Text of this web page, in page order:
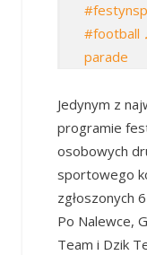
#football
parade
Jedynym z
programie
osobowych
sportowego
zgłoszonych
Po Nalewce,
Team i Dzik